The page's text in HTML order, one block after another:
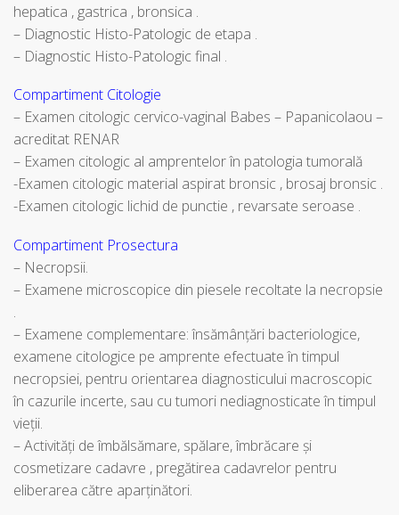
hepatica , gastrica , bronsica .
– Diagnostic Histo-Patologic de etapa .
– Diagnostic Histo-Patologic final .
Compartiment Citologie
– Examen citologic cervico-vaginal Babes – Papanicolaou –
acreditat RENAR
– Examen citologic al amprentelor în patologia tumorală
-Examen citologic material aspirat bronsic , brosaj bronsic .
-Examen citologic lichid de punctie , revarsate seroase .
Compartiment Prosectura
– Necropsii.
– Examene microscopice din piesele recoltate la necropsie
.
– Examene complementare: însămânțări bacteriologice,
examene citologice pe amprente efectuate în timpul
necropsiei, pentru orientarea diagnosticului macroscopic
în cazurile incerte, sau cu tumori nediagnosticate în timpul
vieții.
– Activităţi de îmbălsămare, spălare, îmbrăcare şi
cosmetizare cadavre , pregătirea cadavrelor pentru
eliberarea către aparținători.